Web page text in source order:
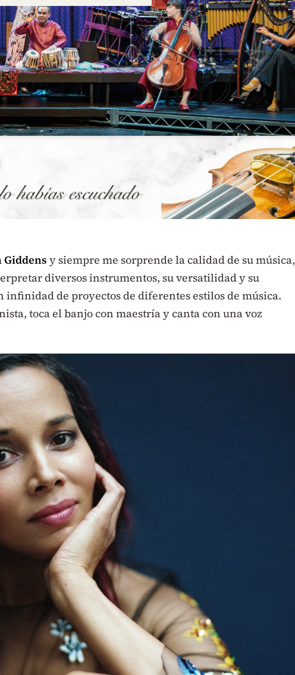
y siempre me sorprende la calidad de su música,
diversos instrumentos, su versatilidad y su
de proyectos de diferentes estilos de música.
toca el banjo con maestría y canta con una voz